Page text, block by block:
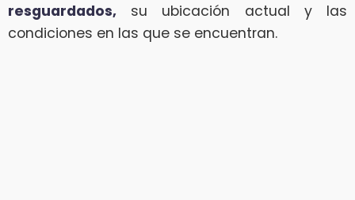
resguardados, su ubicación actual y las
condiciones en las que se encuentran.